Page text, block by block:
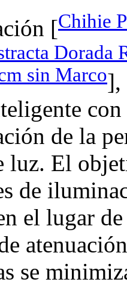
[Chihie
Dorada
sin Marco],
de la
luz. El
de
el lugar
se